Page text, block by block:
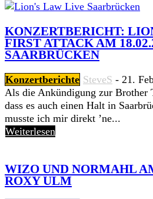
KONZERTBERICHT:
FIRST ATTACK AM
SAARBRÜCKEN
Konzertberichte SteveS - 21.
Als die Ankündigung zur Brother
dass es auch einen Halt in
musste ich mir direkt ’ne...
Weiterlesen
WIZO UND NORMAHL
ROXY ULM